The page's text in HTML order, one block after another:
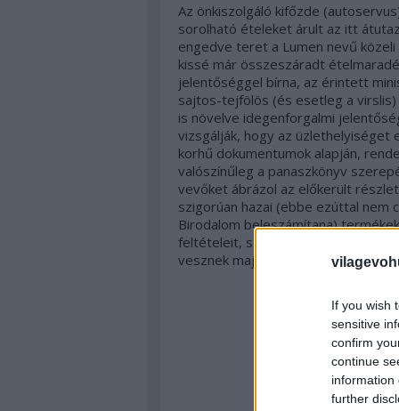
If you wish
sensitive
confirm
continue
information
further
Az önkiszolgáló kifőzde
sorolható ételeket árult az itt
engedve teret a Lumen nevű közeli
kissé már összeszáradt
jelentőséggel bírna, az érintett
sajtos-tejfölös (és esetleg a virslis)
is növelve idegenforgalmi
vizsgálják, hogy az üzlethelyiséget
korhű dokumentumok alapján,
valószínűleg a panaszkönyv
vevőket ábrázol az előkerült
szigorúan hazai (ebbe ezúttal nem
Birodalom beleszámítana)
feltételeit, szigorúan a Limes-en
vesznek majd a Vatikán szakértői is.